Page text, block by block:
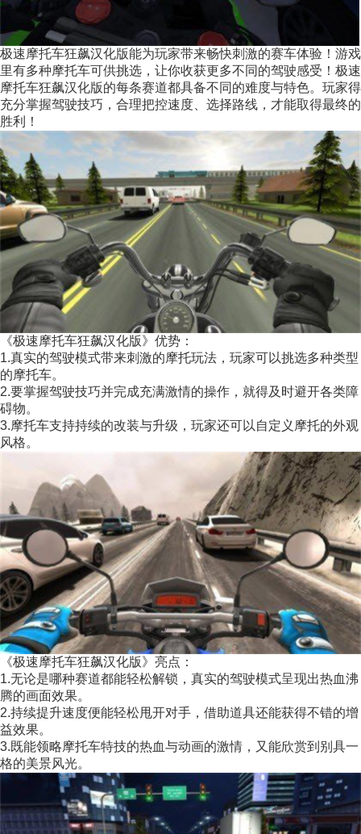
极速摩托车狂飙汉化版能为玩家带来畅快刺激的赛车体验！游戏
里有多种摩托车可供挑选，让你收获更多不同的驾驶感受！极速
摩托车狂飙汉化版的每条赛道都具备不同的难度与特色。玩家得
充分掌握驾驶技巧，合理把控速度、选择路线，才能取得最终的
胜利！
《极速摩托车狂飙汉化版》优势：
1.真实的驾驶模式带来刺激的摩托玩法，玩家可以挑选多种类型
的摩托车。
2.要掌握驾驶技巧并完成充满激情的操作，就得及时避开各类障
碍物。
3.摩托车支持持续的改装与升级，玩家还可以自定义摩托的外观
风格。
《极速摩托车狂飙汉化版》亮点：
1.无论是哪种赛道都能轻松解锁，真实的驾驶模式呈现出热血沸
腾的画面效果。
2.持续提升速度便能轻松甩开对手，借助道具还能获得不错的增
益效果。
3.既能领略摩托车特技的热血与动画的激情，又能欣赏到别具一
格的美景风光。